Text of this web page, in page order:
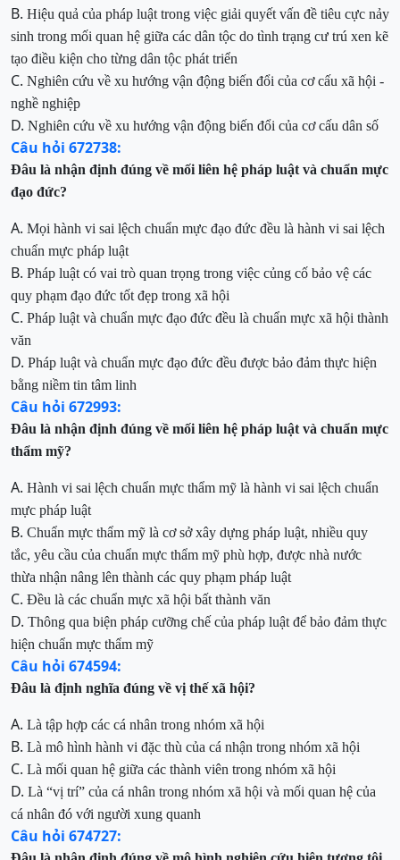
B. Hiệu quả của pháp luật trong việc giải quyết vấn đề tiêu cực nảy
sinh trong mối quan hệ giữa các dân tộc do tình trạng cư trú xen kẽ
tạo điều kiện cho từng dân tộc phát triển
C. Nghiên cứu về xu hướng vận động biến đổi của cơ cấu xã hội -
nghề nghiệp
D. Nghiên cứu về xu hướng vận động biến đổi của cơ cấu dân số
Câu hỏi 672738:
Đâu là nhận định đúng về mối liên hệ pháp luật và chuẩn mực
đạo đức?
A. Mọi hành vi sai lệch chuẩn mực đạo đức đều là hành vi sai lệch
chuẩn mực pháp luật
B. Pháp luật có vai trò quan trọng trong việc củng cố bảo vệ các
quy phạm đạo đức tốt đẹp trong xã hội
C. Pháp luật và chuẩn mực đạo đức đều là chuẩn mực xã hội thành
văn
D. Pháp luật và chuẩn mực đạo đức đều được bảo đảm thực hiện
bằng niềm tin tâm linh
Câu hỏi 672993:
Đâu là nhận định đúng về mối liên hệ pháp luật và chuẩn mực
thẩm mỹ?
A. Hành vi sai lệch chuẩn mực thẩm mỹ là hành vi sai lệch chuẩn
mực pháp luật
B. Chuẩn mực thẩm mỹ là cơ sở xây dựng pháp luật, nhiều quy
tắc, yêu cầu của chuẩn mực thẩm mỹ phù hợp, được nhà nước
thừa nhận nâng lên thành các quy phạm pháp luật
C. Đều là các chuẩn mực xã hội bất thành văn
D. Thông qua biện pháp cưỡng chế của pháp luật để bảo đảm thực
hiện chuẩn mực thẩm mỹ
Câu hỏi 674594:
Đâu là định nghĩa đúng về vị thế xã hội?
A. Là tập hợp các cá nhân trong nhóm xã hội
B. Là mô hình hành vi đặc thù của cá nhận trong nhóm xã hội
C. Là mối quan hệ giữa các thành viên trong nhóm xã hội
D. Là “vị trí” của cá nhân trong nhóm xã hội và mối quan hệ của
cá nhân đó với người xung quanh
Câu hỏi 674727: